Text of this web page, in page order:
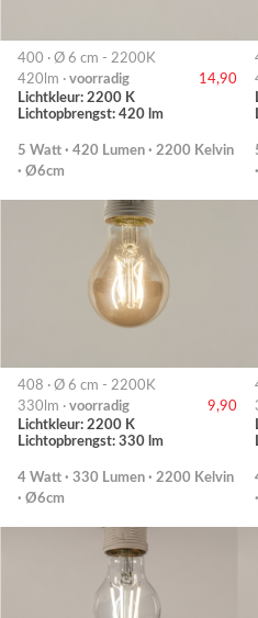
400 · Ø 6 cm - 2200K
420lm · voorradig
14,90
Lichtkleur: 2200 K
Lichtopbrengst: 420 lm
5 Watt · 420 Lumen · 2200 Kelvin
· Ø6cm
408 · Ø 6 cm - 2200K
330lm · voorradig
9,90
Lichtkleur: 2200 K
Lichtopbrengst: 330 lm
4 Watt · 330 Lumen · 2200 Kelvin
· Ø6cm